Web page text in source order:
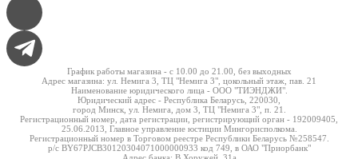
График работы магазина - c 10.00 до 21.00, без выходных
Адрес магазина: ул. Немига 3, ТЦ "Немига 3", цокольный этаж, пав. 21
Наименование юридического лица - ООО "ТИЭНДЖИ".
Юридический адрес - Республика Беларусь, 220030,
город Минск, ул. Немига, дом 3, ТЦ "Немига 3", п. 21.
Регистрационный номер, дата регистрации, регистрирующий орган - 192009405,
25.06.2013, Главное управление юстиции Мингорисполкома.
Регистрационный номер в Торговом реестре Республики Беларусь №258547.
р/с BY67PJCB30120304071000000933 код 749, в ОАО "Приорбанк"